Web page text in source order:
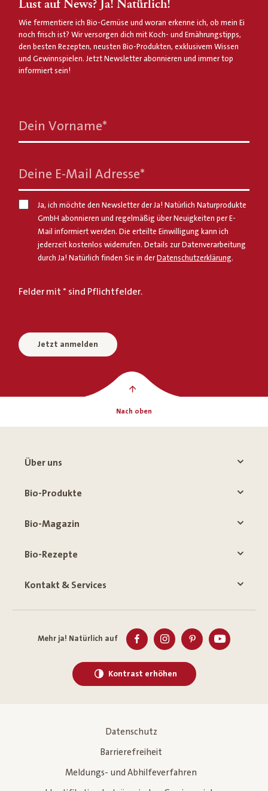
Lust auf News? Ja! Natürlich!
Wie fermentiere ich Bio-Gemüse und woran erkenne ich, ob mein Ei
noch frisch ist? Wir versorgen dich mit Koch- und Ernährungstipps,
den besten Rezepten, neusten Bio-Produkten, exklusivem Wissen
und Gewinnspielen. Jetzt Newsletter abonnieren und immer top
informiert sein!
Dein Vorname*
Deine E-Mail Adresse*
Ja, ich möchte den Newsletter der Ja! Natürlich Naturprodukte
GmbH abonnieren und regelmäßig über Neuigkeiten per E-
Mail informiert werden. Die erteilte Einwilligung kann ich
jederzeit kostenlos widerrufen. Details zur Datenverarbeitung
durch Ja! Natürlich finden Sie in derDatenschutzerklärung.
Felder mit * sind Pflichtfelder.
Jetzt anmelden
Nach oben
Über uns
Bio-Produkte
Bio-Magazin
Bio-Rezepte
Kontakt & Services
Mehr ja! Natürlich auf
Kontrast erhöhen
Datenschutz
Barrierefreiheit
Meldungs- und Abhilfeverfahren